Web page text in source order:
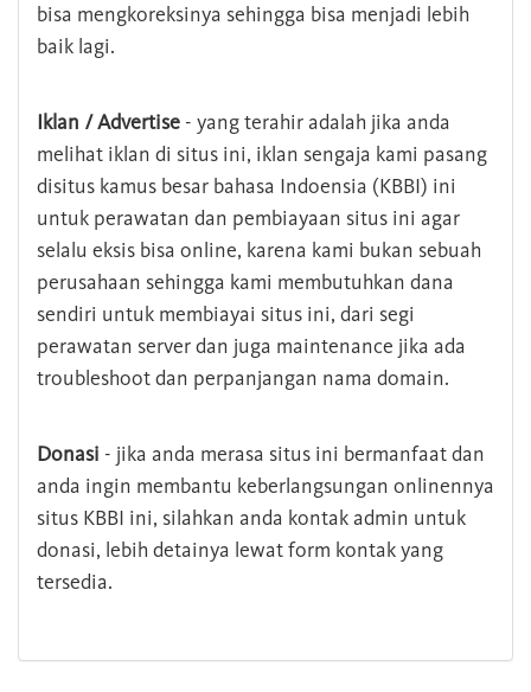
bisa mengkoreksinya sehingga bisa menjadi lebih
baik lagi.
Iklan / Advertise - yang terahir adalah jika anda
melihat iklan di situs ini, iklan sengaja kami pasang
disitus kamus besar bahasa Indoensia (KBBI) ini
untuk perawatan dan pembiayaan situs ini agar
selalu eksis bisa online, karena kami bukan sebuah
perusahaan sehingga kami membutuhkan dana
sendiri untuk membiayai situs ini, dari segi
perawatan server dan juga maintenance jika ada
troubleshoot dan perpanjangan nama domain.
Donasi - jika anda merasa situs ini bermanfaat dan
anda ingin membantu keberlangsungan onlinennya
situs KBBI ini, silahkan anda kontak admin untuk
donasi, lebih detainya lewat form kontak yang
tersedia.